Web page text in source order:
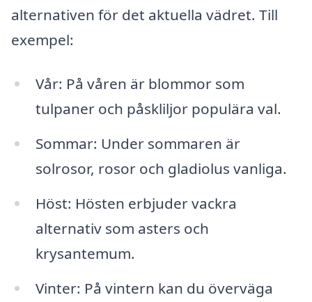
alternativen för det aktuella vädret. Till
exempel:
Vår: På våren är blommor som
tulpaner och påskliljor populära val.
Sommar: Under sommaren är
solrosor, rosor och gladiolus vanliga.
Höst: Hösten erbjuder vackra
alternativ som asters och
krysantemum.
Vinter: På vintern kan du överväga